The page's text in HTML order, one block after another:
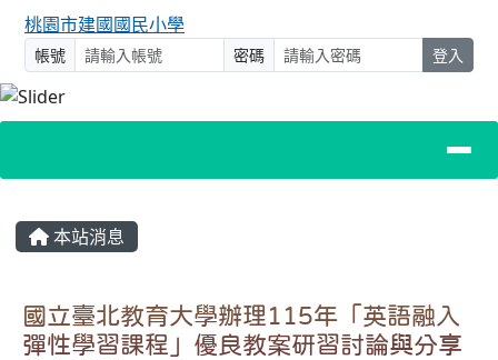
桃園市建國國民小學
帳號 密碼 登入
主內容區域
本站消息
國立臺北教育大學辦理115年「英語融入
彈性學習課程」優良教案研習討論與分享